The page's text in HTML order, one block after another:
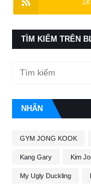
1k
TÌM KIẾM TRÊN
NHÃN
GYM JONG KOOK
Kang Gary Kim
My Ugly Duckling